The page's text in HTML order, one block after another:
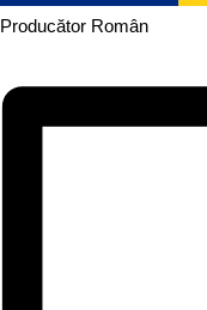
Producător Român